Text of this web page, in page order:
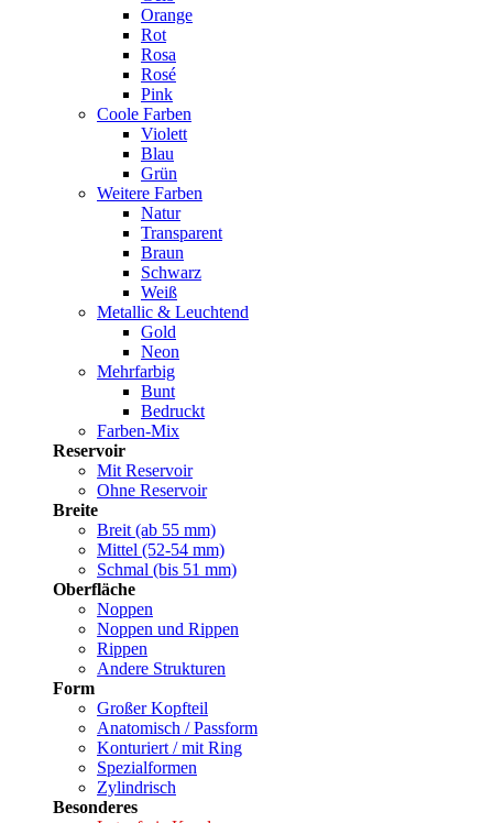
Orange
Rot
Rosa
Rosé
Pink
Coole Farben
Violett
Blau
Grün
Weitere Farben
Natur
Transparent
Braun
Schwarz
Weiß
Metallic & Leuchtend
Gold
Neon
Mehrfarbig
Bunt
Bedruckt
Farben-Mix
Reservoir
Mit Reservoir
Ohne Reservoir
Breite
Breit (ab 55 mm)
Mittel (52-54 mm)
Schmal (bis 51 mm)
Oberfläche
Noppen
Noppen und Rippen
Rippen
Andere Strukturen
Form
Großer Kopfteil
Anatomisch / Passform
Konturiert / mit Ring
Spezialformen
Zylindrisch
Besonderes